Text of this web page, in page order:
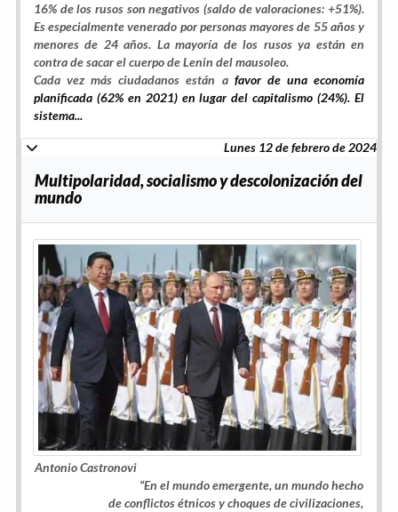
16% de los rusos son negativos (saldo de valoraciones: +51%).
Es especialmente venerado por personas mayores de 55 años y
menores de 24 años. La mayoría de los rusos ya están en
contra de sacar el cuerpo de Lenin del mausoleo.
Cada vez más ciudadanos están a favor de una economía
planificada (62% en 2021) en lugar del capitalismo (24%). El
sistema...
Lunes 12 de febrero de 2024
Multipolaridad, socialismo y descolonización del
mundo
Antonio Castronovi
“En el mundo emergente, un mundo hecho
de conflictos étnicos y choques de civilizaciones,